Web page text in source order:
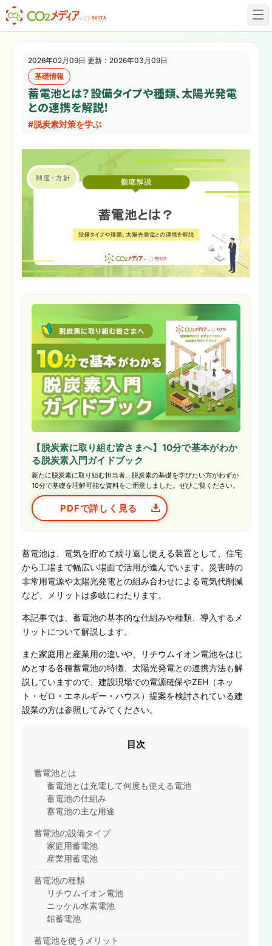
建設業✕脱炭素専門CO2メディア
2026年02月09日 更新：2026年03月09日
基礎情報
蓄電池とは？設備タイプや種類、太陽光発電
との連携を解説！
#脱炭素対策を学ぶ
【脱炭素に取り組む皆さまへ】10分で基本がわか
る脱炭素入門ガイドブック
新たに脱炭素に取り組む担当者、脱炭素の基礎を学びたい方がわずか
10分で基礎を理解可能な資料をご用意しました。ぜひご覧ください。
PDFで詳しく見る
蓄電池は、電気を貯めて繰り返し使える装置として、住宅
から工場まで幅広い場面で活用が進んでいます。災害時の
非常用電源や太陽光発電との組み合わせによる電気代削減
など、メリットは多岐にわたります。
本記事では、蓄電池の基本的な仕組みや種類、導入するメ
リットについて解説します。
また家庭用と産業用の違いや、リチウムイオン電池をはじ
めとする各種蓄電池の特徴、太陽光発電との連携方法も解
説していますので、建設現場での電源確保やZEH（ネッ
ト・ゼロ・エネルギー・ハウス）提案を検討されている建
設業の方は参照してみてください。
目次
蓄電池とは
蓄電池とは充電して何度も使える電池
蓄電池の仕組み
蓄電池の主な用途
蓄電池の設備タイプ
家庭用蓄電池
産業用蓄電池
蓄電池の種類
リチウムイオン電池
ニッケル水素電池
鉛蓄電池
蓄電池を使うメリット